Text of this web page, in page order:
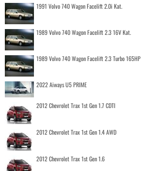
1991 Volvo 740 Wagon Facelift 2.0i Kat.
1989 Volvo 740 Wagon Facelift 2.3 16V Kat.
1989 Volvo 740 Wagon Facelift 2.3 Turbo 165HP
2022 Aiways U5 PRIME
2012 Chevrolet Trax 1st Gen 1.7 CDTI
2012 Chevrolet Trax 1st Gen 1.4 AWD
2012 Chevrolet Trax 1st Gen 1.6